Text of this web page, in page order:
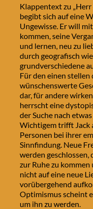
Klappentext zu „Herr
begibt sich auf eine
Ungewisse. Er will
kommen, seine
und lernen, neu zu
durch geografisch
grundverschiedene
Für den einen stellen
wünschenswerte
dar, für andere
herrscht eine
der Suche nach
Wichtigem trifft Jack
Personen bei ihrer
Sinnfindung. Neue
werden geschlossen,
zur Ruhe zu kommen
nicht auf eine neue
vorübergehend
Optimismus scheint
um ihn zu werden.